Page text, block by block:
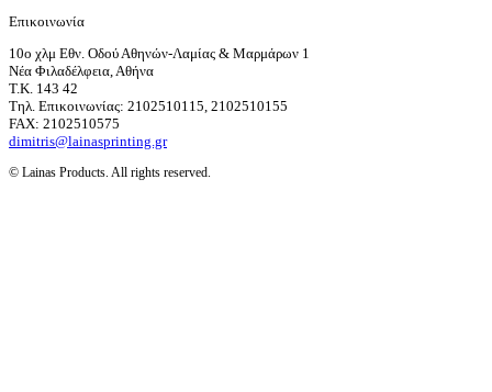
Επικοινωνία
10ο χλμ Εθν. Οδού Αθηνών-Λαμίας & Μαρμάρων 1
Νέα Φιλαδέλφεια, Αθήνα
T.K. 143 42
Τηλ. Επικοινωνίας: 2102510115, 2102510155
FAX: 2102510575
dimitris@lainasprinting.gr
© Lainas Products. All rights reserved.